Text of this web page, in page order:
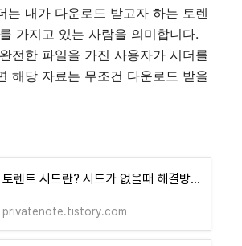
는 내가 다운로드 받고자 하는 토렌
가지고 있는 사람을 의미합니다.
전한 파일을 가진 사용자가 시더를
해당 자료는 무조건 다운로드 받을
토렌트 시드란? 시드가 없을때 해결방법
privatenote.tistory.com